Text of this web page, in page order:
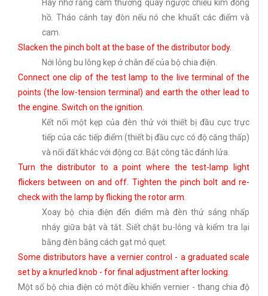
Hãy nhớ rằng cam thường quay ngược chiều kim đồng
hồ. Tháo cánh tay đòn nếu nó che khuất các điểm và
cam.
Slacken the pinch bolt at the base of the distributor body.
Nới lỏng bu lông kẹp ở chân đế của bộ chia điện.
Connect one clip of the test lamp to the live terminal of the
points (the low-tension terminal) and earth the other lead to
the engine. Switch on the ignition.
Kết nối một kẹp của đèn thử với thiết bị đầu cực trực
tiếp của các tiếp điểm (thiết bị đầu cực có độ căng thấp)
và nối đất khác với động cơ. Bật công tắc đánh lửa.
Turn the distributor to a point where the test-lamp light
flickers between on and off. Tighten the pinch bolt and re-
check with the lamp by flicking the rotor arm.
Xoay bộ chia điện đến điểm mà đèn thử sáng nhấp
nháy giữa bật và tắt. Siết chặt bu-lông và kiểm tra lại
bằng đèn bằng cách gạt mỏ quẹt.
Some distributors have a vernier control - a graduated scale
set by a knurled knob - for final adjustment after locking.
Một số bộ chia điện có một điều khiển vernier - thang chia độ